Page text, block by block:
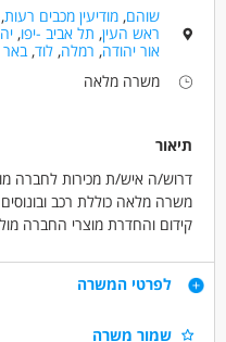
שוהם,מודיעין מכבים רעות
ראש העין, תל אביב -יפו,
אור יהודה, רמלה,לוד,באר
משרה מלאה
תיאור
דרוש/ה איש/ת מכירות לחברה
משרה מלאה כוללת רכב
קידום והחדרת מוצרי החברה
אחריות על אזור גיאוגרפי מוגדר
דרישות
לפרטי המשרה
שמור משרה